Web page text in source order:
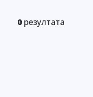
0 резултата